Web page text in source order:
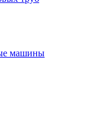
машины